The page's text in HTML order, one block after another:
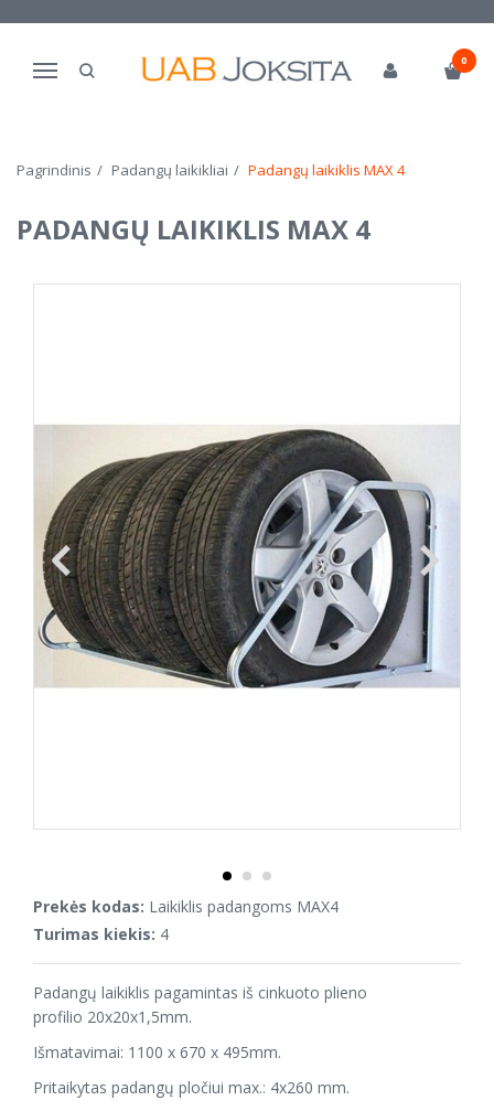
Navigacija
0
Pagrindinis Padangų laikikliai Padangų laikiklis MAX 4
PADANGŲ LAIKIKLIS MAX 4
Prekės kodas: Laikiklis padangoms MAX4
Turimas kiekis: 4
Padangų laikiklis pagamintas iš cinkuoto plieno
profilio 20x20x1,5mm.
Išmatavimai: 1100 x 670 x 495mm.
Pritaikytas padangų pločiui max.: 4x260 mm.